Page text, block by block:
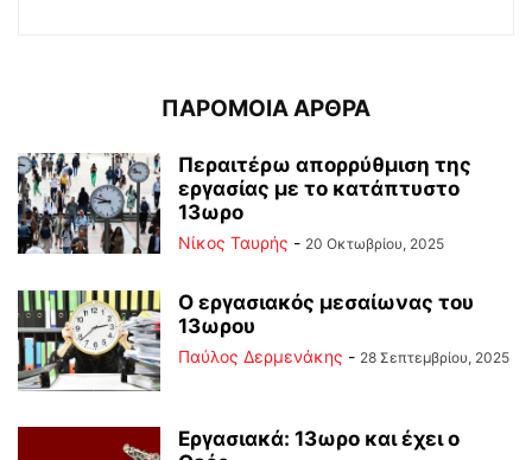
ΠΑΡΟΜΟΙΑ ΑΡΘΡΑ
Περαιτέρω απορρύθμιση της
εργασίας με το κατάπτυστο
13ωρο
Νίκος Ταυρής - 20 Οκτωβρίου, 2025
Ο εργασιακός μεσαίωνας του
13ωρου
Παύλος Δερμενάκης - 28 Σεπτεμβρίου, 2025
Εργασιακά: 13ωρο και έχει ο